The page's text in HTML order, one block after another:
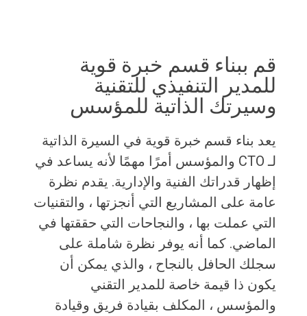
قم ببناء قسم خبرة قوية
للمدير التنفيذي للتقنية
وسيرتك الذاتية للمؤسس
يعد بناء قسم خبرة قوية في السيرة الذاتية
لـ CTO والمؤسس أمرًا مهمًا لأنه يساعد في
إظهار قدراتك الفنية والإدارية. يقدم نظرة
عامة على المشاريع التي أنجزتها ، والتقنيات
التي عملت بها ، والنجاحات التي حققتها في
الماضي. كما أنه يوفر نظرة شاملة على
سجلك الحافل بالنجاح ، والذي يمكن أن
يكون ذا قيمة خاصة للمدير التقني
والمؤسس ، المكلف بقيادة فريق وقيادة